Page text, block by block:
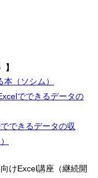
（ソシム）
でできるデータの
できるデータの収
けExcel講座（継続開